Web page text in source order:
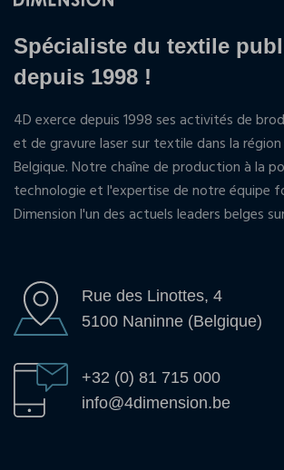
Spécialiste du textile
depuis 1998 !
4D exerce depuis 1998 ses activités de
et de gravure laser sur textile dans la
Belgique. Notre chaîne de production à la
technologie et l'expertise de notre équipe
Dimension l'un des actuels leaders belges
Rue des Linottes, 4
5100 Naninne (Belgique)
+32 (0) 81 715 000
info@4dimension.be